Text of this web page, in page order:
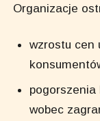
Organizacje
wzrostu cen
wobec